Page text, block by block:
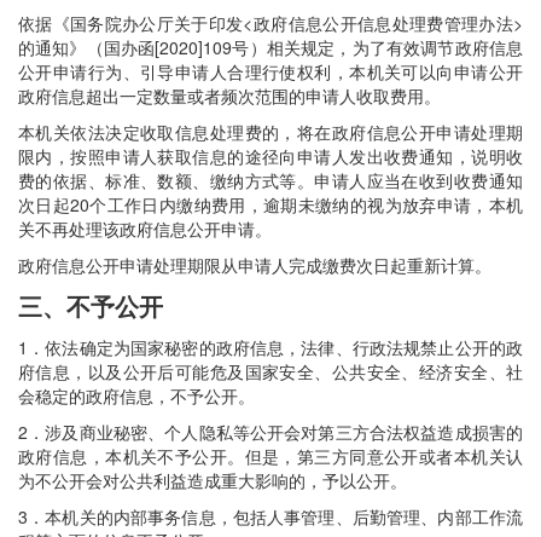
依据《国务院办公厅关于印发<政府信息公开信息处理费管理办法>
的通知》（国办函[2020]109号）相关规定，为了有效调节政府信息
公开申请行为、引导申请人合理行使权利，本机关可以向申请公开
政府信息超出一定数量或者频次范围的申请人收取费用。
本机关依法决定收取信息处理费的，将在政府信息公开申请处理期
限内，按照申请人获取信息的途径向申请人发出收费通知，说明收
费的依据、标准、数额、缴纳方式等。申请人应当在收到收费通知
次日起20个工作日内缴纳费用，逾期未缴纳的视为放弃申请，本机
关不再处理该政府信息公开申请。
政府信息公开申请处理期限从申请人完成缴费次日起重新计算。
三、不予公开
1 ．依法确定为国家秘密的政府信息，法律、行政法规禁止公开的政
府信息，以及公开后可能危及国家安全、公共安全、经济安全、社
会稳定的政府信息，不予公开。
2 ．涉及商业秘密、个人隐私等公开会对第三方合法权益造成损害的
政府信息，本机关不予公开。但是，第三方同意公开或者本机关认
为不公开会对公共利益造成重大影响的，予以公开。
3 ．本机关的内部事务信息，包括人事管理、后勤管理、内部工作流